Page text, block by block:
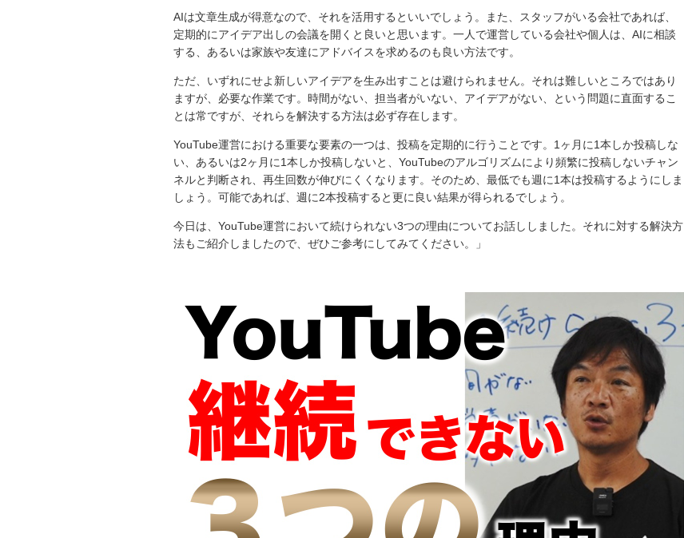
AIは文章生成が得意なので、それを活用するといいでしょう。また、スタッフがいる会社であれば、
定期的にアイデア出しの会議を開くと良いと思います。一人で運営している会社や個人は、AIに相談
する、あるいは家族や友達にアドバイスを求めるのも良い方法です。
ただ、いずれにせよ新しいアイデアを生み出すことは避けられません。それは難しいところではあり
ますが、必要な作業です。時間がない、担当者がいない、アイデアがない、という問題に直面するこ
とは常ですが、それらを解決する方法は必ず存在します。
YouTube運営における重要な要素の一つは、投稿を定期的に行うことです。1ヶ月に1本しか投稿しな
い、あるいは2ヶ月に1本しか投稿しないと、YouTubeのアルゴリズムにより頻繁に投稿しないチャン
ネルと判断され、再生回数が伸びにくくなります。そのため、最低でも週に1本は投稿するようにしま
しょう。可能であれば、週に2本投稿すると更に良い結果が得られるでしょう。
今日は、YouTube運営において続けられない3つの理由についてお話ししました。それに対する解決方
法もご紹介しましたので、ぜひご参考にしてみてください。」